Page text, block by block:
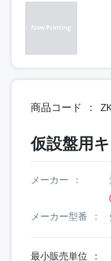
商品コード
仮設盤用
メーカー
メーカー型番
最小販売単位